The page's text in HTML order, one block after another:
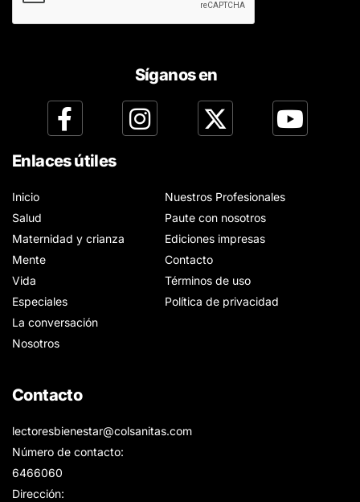
Síganos en
Enlaces útiles
Inicio
Salud
Maternidad y crianza
Mente
Vida
Especiales
La conversación
Nosotros
Nuestros Profesionales
Paute con nosotros
Ediciones impresas
Contacto
Términos de uso
Política de privacidad
Contacto
lectoresbienestar@colsanitas.com
Número de contacto:
6466060
Dirección: